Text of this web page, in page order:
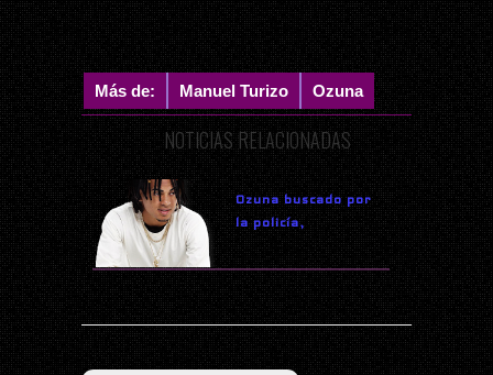
Más de: Manuel Turizo Ozuna
NOTICIAS RELACIONADAS
Ozuna buscado por
la policía,